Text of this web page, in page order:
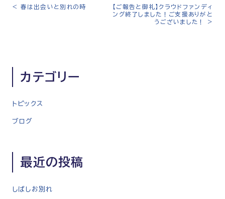
投
ー
ョ
< 春は出会いと別れの時
【ご報告と御礼】クラウドファンディ
ング終了しました！ご支援ありがと
うございました！
>
カテゴリー
トピックス
ブログ
最近の投稿
しばしお別れ